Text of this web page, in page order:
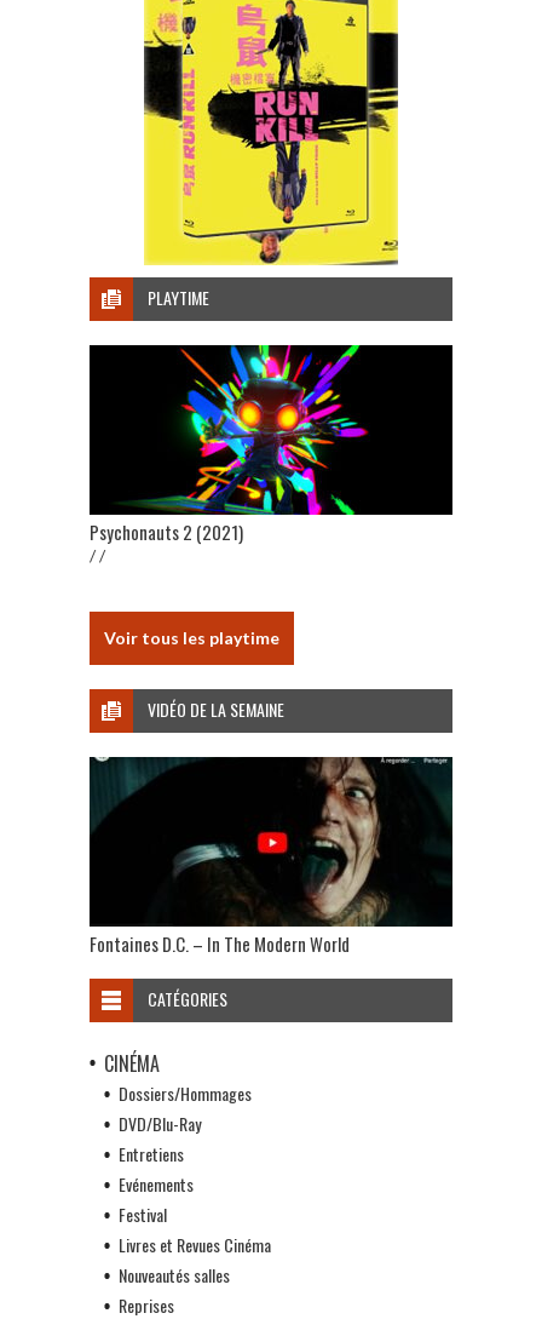
PLAYTIME
Psychonauts 2 (2021)
/ /
Voir tous les playtime
VIDÉO DE LA SEMAINE
Fontaines D.C. – In The Modern World
CATÉGORIES
CINÉMA
Dossiers/Hommages
DVD/Blu-Ray
Entretiens
Evénements
Festival
Livres et Revues Cinéma
Nouveautés salles
Reprises